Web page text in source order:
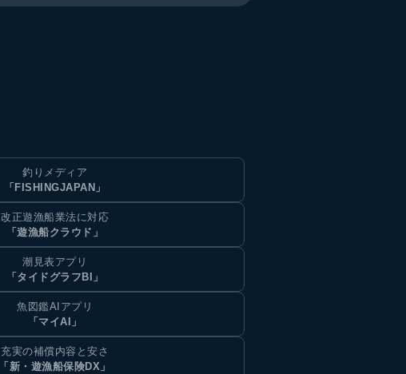
釣りメディア
「FISHINGJAPAN」
改正遊漁船業法に対応
「遊漁船クラウド」
潮見表アプリ
「タイドグラフBI」
魚図鑑AIアプリ
「マイAI」
充実の補償内容と安さ
「新・遊漁船保険DX」